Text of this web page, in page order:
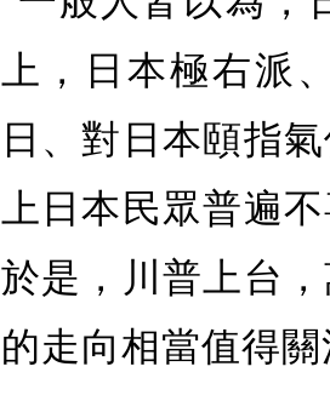
上，日本極右派
日、對日本頤指
上日本民眾普遍
於是，川普上台
的走向相當值得